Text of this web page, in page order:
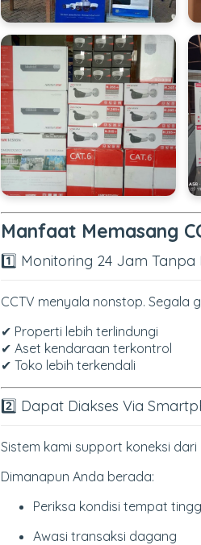
Manfaat Memasang
1️⃣ Monitoring 24 Jam Tanpa
CCTV menyala nonstop. Segala
✔ Properti lebih terlindungi
✔ Aset kendaraan terkontrol
✔ Toko lebih terkendali
2️⃣ Dapat Diakses Via
Sistem kami support koneksi
Dimanapun Anda berada:
Periksa kondisi tempat
Awasi transaksi dagang